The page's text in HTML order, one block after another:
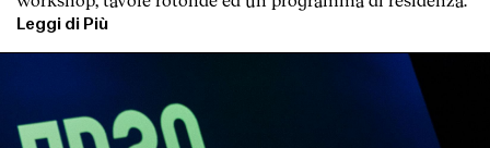
Leggi di Più